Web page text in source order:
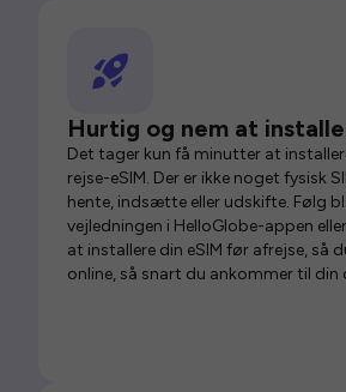
Hurtig og nem at
Det tager kun få minutter at
rejse-eSIM. Der er ikke noget fysisk
hente, indsætte eller udskifte. Følg
vejledningen i HelloGlobe-appen
at installere din eSIM før afrejse, så
online, så snart du ankommer til din